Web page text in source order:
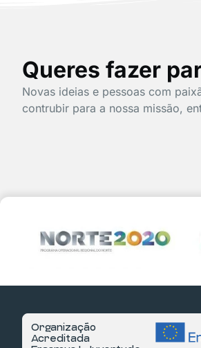
Queres fazer
Novas ideias e pessoas com
contrubir para a nossa missão,
Organização
Acreditada